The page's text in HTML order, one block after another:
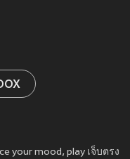
your mood, play เจ็บตรง